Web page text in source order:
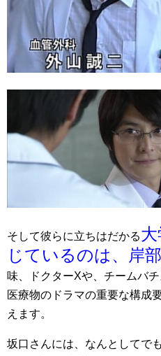
そして彼らに立ちはだかる
じているのは、岸
味、ドクターXや、チームバ
医療物のドラマの重要な構成
えます。
坂口さんには、なんとしてで